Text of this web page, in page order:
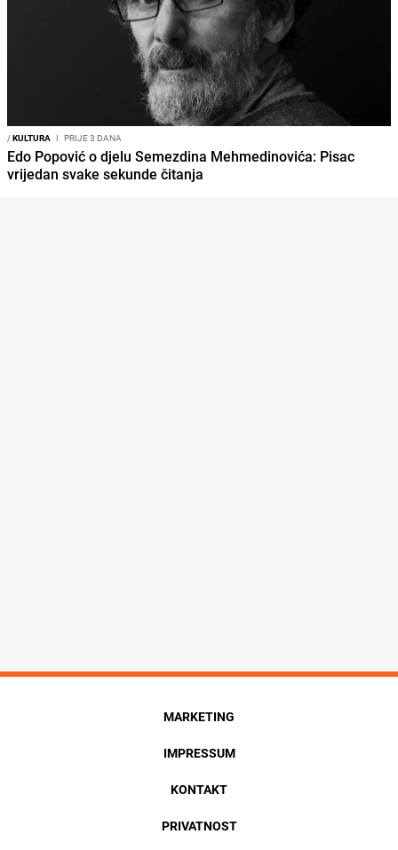
/KULTURA I PRIJE 3 DANA
Edo Popović o djelu Semezdina Mehmedinovića: Pisac
vrijedan svake sekunde čitanja
MARKETING
IMPRESSUM
KONTAKT
PRIVATNOST